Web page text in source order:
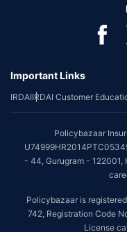
Important Links
IRDAIIRDAI Customer
Policybazaar
- 44, Gurugram - 122001,
Policybazaar is
742, Registration Code
License